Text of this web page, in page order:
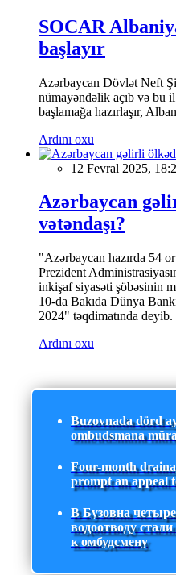
SOCAR
başlayır
Azərbaycan Dövlət Neft
nümayəndəlik açıb və bu
başlamağa hazırlaşır,
Ardını oxu
12 Fevral 2025,
Azərbaycan
vətəndaşı?
"Azərbaycan hazırda 54
Prezident
inkişaf siyasəti şöbəsinin
10-da Bakıda Dünya
2024" təqdimatında deyib.
Ardını oxu
Buzovnada dörd
ombudsmana
Four-month
prompt an appeal
В Бузовна
водоотводу
к омбудсмену